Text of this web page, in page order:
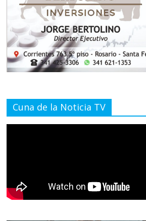
Cuna de la Noticia TV